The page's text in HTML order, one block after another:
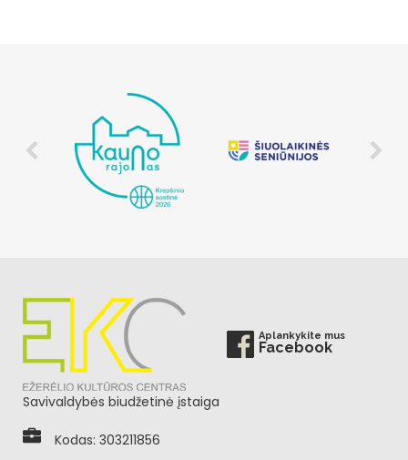
Aplankykite mus
Facebook
Savivaldybės biudžetinė įstaiga
Kodas: 303211856